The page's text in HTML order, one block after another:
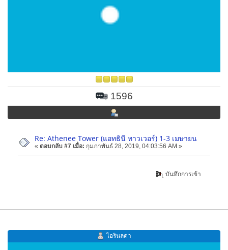
1596
Re: Athenee Tower (แอทธินี ทาวเวอร์) 1-3 เมษายน
« ตอบกลับ #7 เมื่อ: กุมภาพันธ์ 28, 2019, 04:03:56 AM »
บันทึกการเข้า
ไอรินลดา